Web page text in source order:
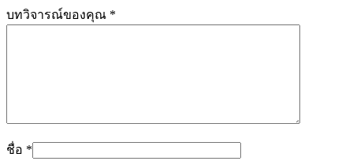
บทวิจารณ์ของคุณ *
ชื่อ *